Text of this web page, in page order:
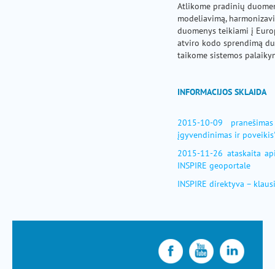
Atlikome pradinių
modeliavimą,
duomenys teikiami į
atviro kodo sprendimą
taikome sistemos
INFORMACIJOS SKLAIDA
2015-10-09
įgyvendinimas ir
2015-11-26 ataskaita
INSPIRE geoportale
INSPIRE direktyva –